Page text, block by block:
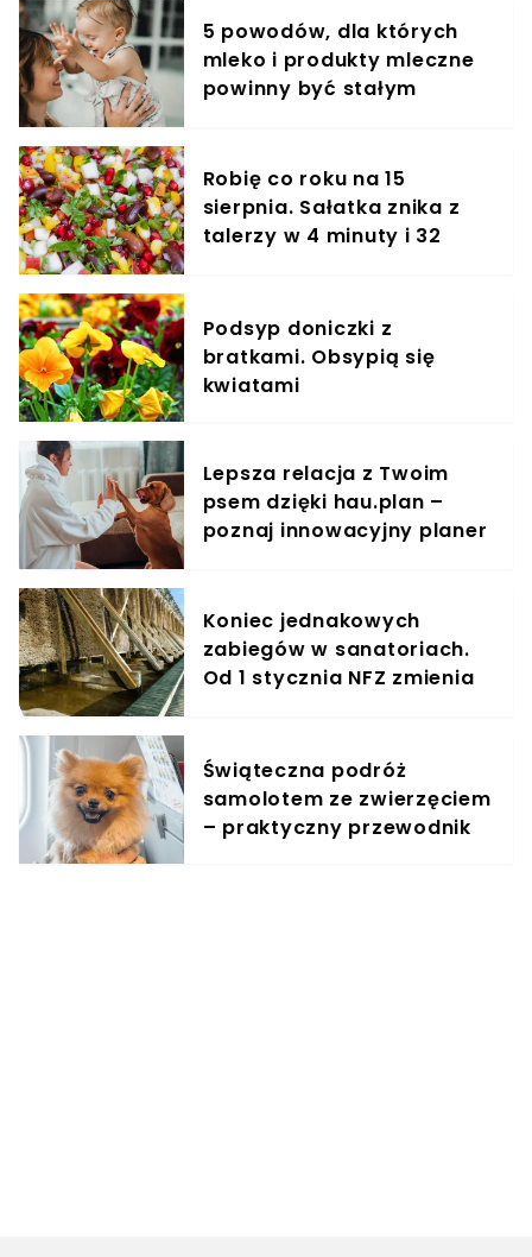
5 powodów, dla których
mleko i produkty mleczne
powinny być stałym
Robię co roku na 15
sierpnia. Sałatka znika z
talerzy w 4 minuty i 32
Podsyp doniczki z
bratkami. Obsypią się
kwiatami
Lepsza relacja z Twoim
psem dzięki hau.plan –
poznaj innowacyjny planer
Koniec jednakowych
zabiegów w sanatoriach.
Od 1 stycznia NFZ zmienia
Świąteczna podróż
samolotem ze zwierzęciem
– praktyczny przewodnik